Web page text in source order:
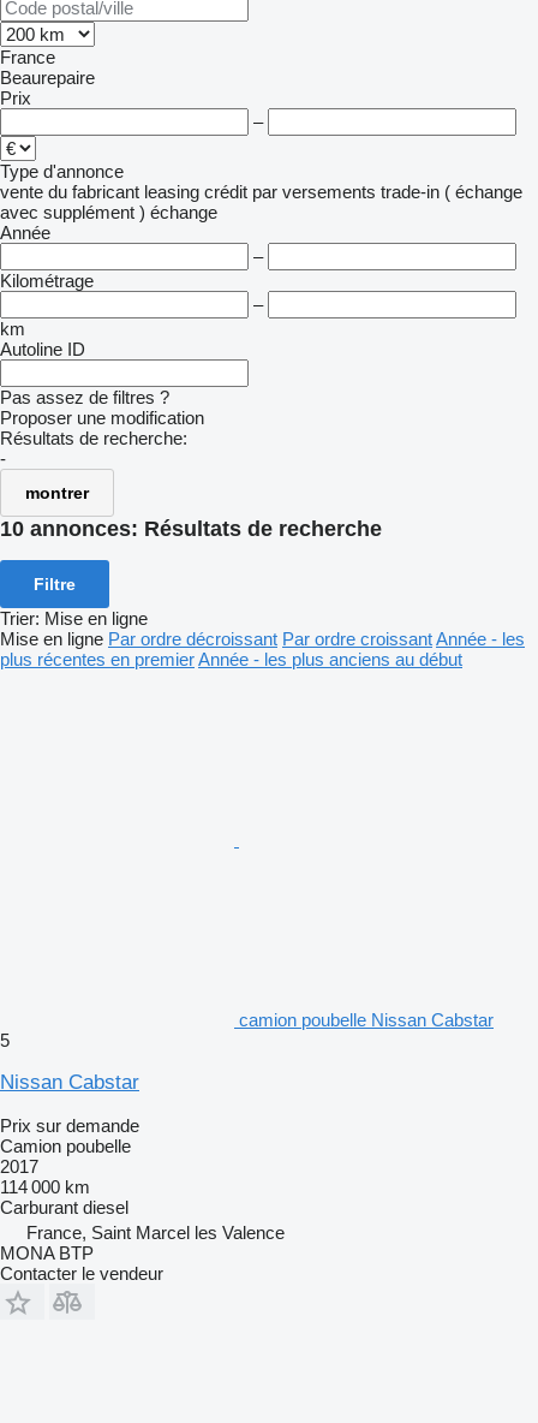
France
Beaurepaire
Prix
–
Type d'annonce
vente du fabricant leasing crédit par versements trade-in ( échange
avec supplément ) échange
Année
–
Kilométrage
–
km
Autoline ID
Pas assez de filtres ?
Proposer une modification
Résultats de recherche:
-
montrer
10 annonces: Résultats de recherche
Filtre
Trier: Mise en ligne
Mise en ligne Par ordre décroissant Par ordre croissantAnnée - les
plus récentes en premierAnnée - les plus anciens au début
camion poubelle Nissan Cabstar
5
Nissan Cabstar
Prix sur demande
Camion poubelle
2017
114 000 km
Carburant diesel
France, Saint Marcel les Valence
MONA BTP
Contacter le vendeur